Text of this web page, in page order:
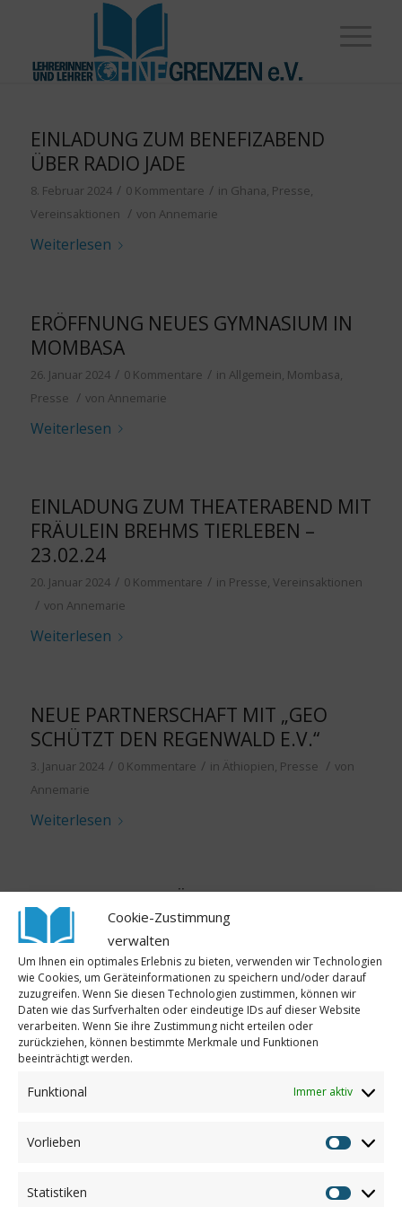
Cookie-Zustimmung
verwalten
Um Ihnen ein optimales Erlebnis zu bieten, verwenden wir Technologien
wie Cookies, um Geräteinformationen zu speichern und/oder darauf
zuzugreifen. Wenn Sie diesen Technologien zustimmen, können wir
Daten wie das Surfverhalten oder eindeutige IDs auf dieser Website
verarbeiten. Wenn Sie ihre Zustimmung nicht erteilen oder
zurückziehen, können bestimmte Merkmale und Funktionen
beeinträchtigt werden.
Funktional Immer aktiv
Vorlieben
Statistiken
EINLADUNG ZUM BENEFIZABEND
ÜBER RADIO JADE
8. Februar 2024 / 0 Kommentare / in Ghana, Presse,
Vereinsaktionen / von Annemarie
Weiterlesen
ERÖFFNUNG NEUES GYMNASIUM IN
MOMBASA
26. Januar 2024 / 0 Kommentare / in Allgemein, Mombasa,
Presse / von Annemarie
Weiterlesen
EINLADUNG ZUM THEATERABEND MIT
FRÄULEIN BREHMS TIERLEBEN –
23.02.24
20. Januar 2024 / 0 Kommentare / in Presse, Vereinsaktionen
/ von Annemarie
Weiterlesen
NEUE PARTNERSCHAFT MIT „GEO
SCHÜTZT DEN REGENWALD E.V.“
3. Januar 2024 / 0 Kommentare / in Äthiopien, Presse / von
Annemarie
Weiterlesen
PATENSCHAFT FÜR NEUE
MÄDCHENSCHULE 2024 IN
AFGHANISTAN
19. Dezember 2023 / 0 Kommentare / inAfghanistan,Presse
/ vonAnnemarie
Weiterlesen
VON SOROPTIMIST WILHELMSHAVEN
FÜR AFGHANISTAN